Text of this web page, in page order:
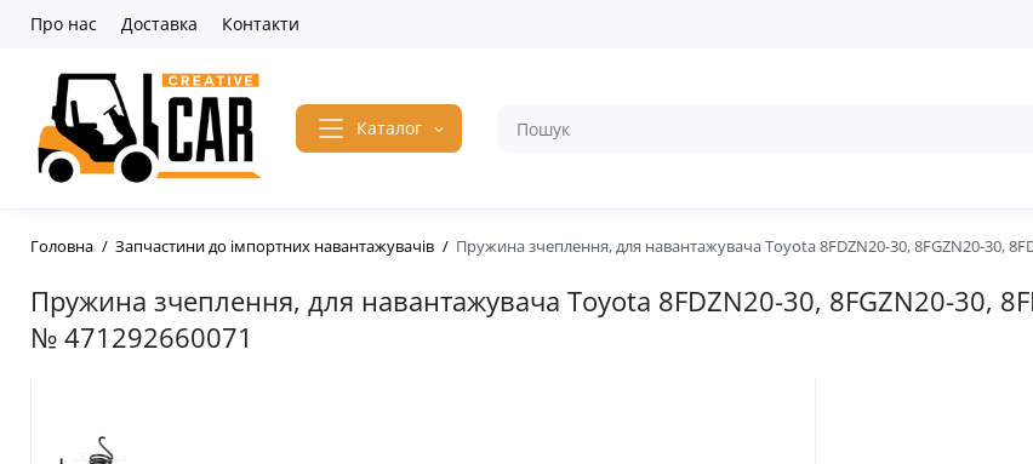
Про нас Доставка Контакти
Каталог
Головна Запчастини до імпортних навантажувачів Пружина зчеплення, для навантажувача Toyota 8FDZN20-30, 8FGZN20-30,
Пружина зчеплення, для навантажувача Toyota 8FDZN20-30, 8FGZN20-30,
№ 471292660071